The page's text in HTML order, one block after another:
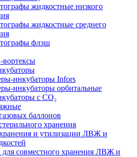
жидкостные низкого
жидкостные среднего
флэш
инкубаторы Infors
инкубаторы орбитальные
с CО₂
баллонов
хранения
и утилизации ЛВЖ и
совместного хранения ЛВЖ и